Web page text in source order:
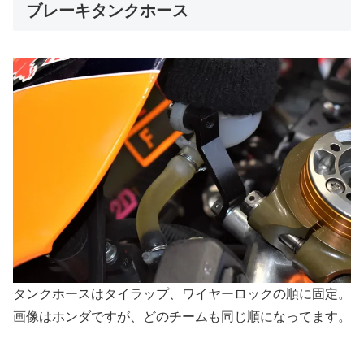
ブレーキタンクホース
タンクホースはタイラップ、ワイヤーロックの順に固定。
画像はホンダですが、どのチームも同じ順になってます。